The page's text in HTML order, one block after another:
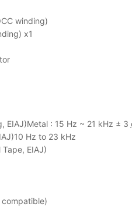
winding)
x1
EIAJ)Metal : 15 Hz ~ 21 kHz ± 3
Hz to 23 kHz
EIAJ)